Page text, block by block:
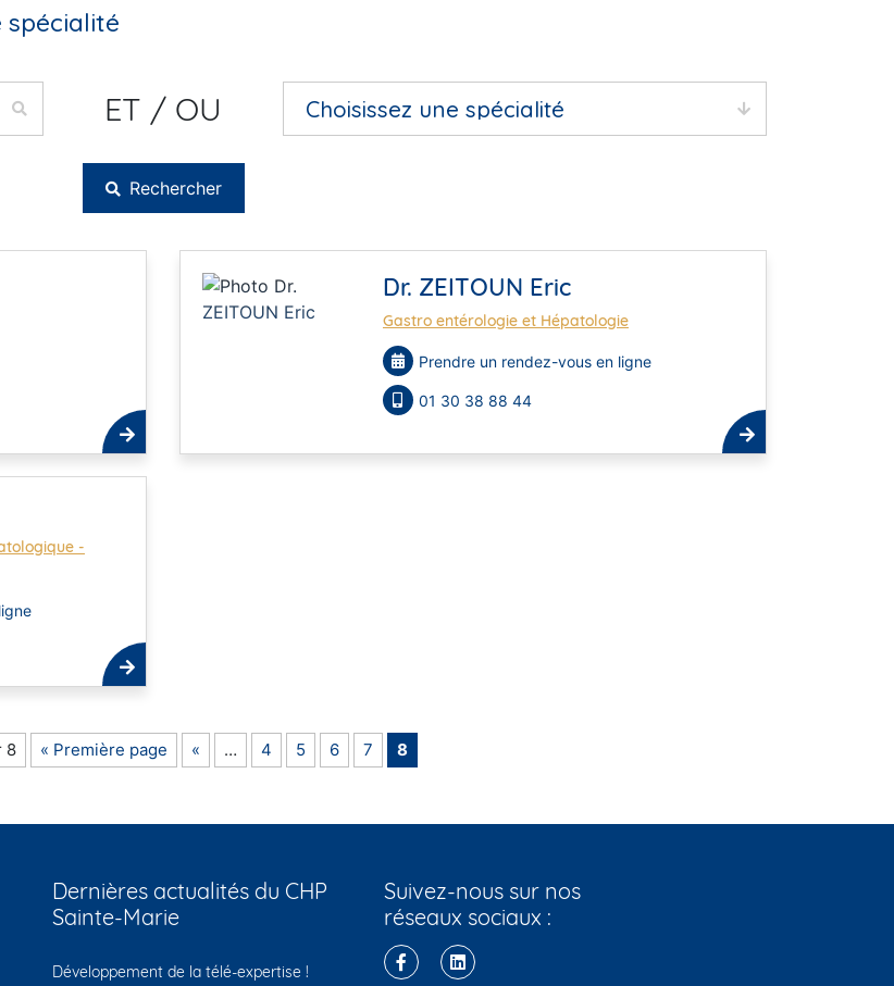
spécialité
ET / OU
Rechercher
Dr. ZEITOUN Eric
Gastro entérologie et Hépatologie
Prendre un rendez-vous en ligne
01 30 38 88 44
-
8 « Première page « … 4 5 6 7 8
Dernières actualités du CHP
Sainte-Marie
Développement de la télé-expertise !
Suivez-nous sur nos
réseaux sociaux :